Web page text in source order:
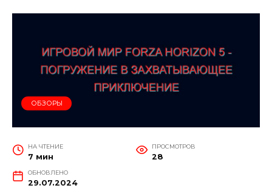
ОБЗОРЫ
НА ЧТЕНИЕ
7 мин
ПРОСМОТРОВ
28
ОБНОВЛЕНО
29.07.2024